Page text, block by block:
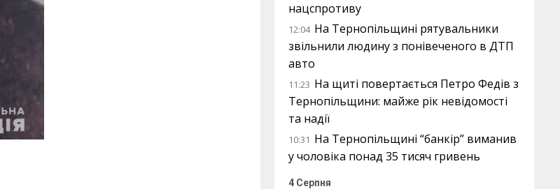
нацспротиву
12:04 На Тернопільщині рятувальники
звільнили людину з понівеченого в ДТП
авто
11:23 На щиті повертається Петро Федів з
Тернопільщини: майже рік невідомості
та надії
10:31 На Тернопільщині “банкір” виманив
у чоловіка понад 35 тисяч гривень
4 Серпня